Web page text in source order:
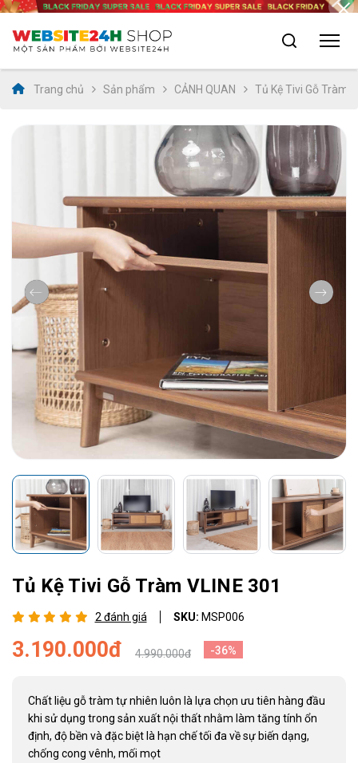
Trang chủ Sản phẩm CẢNH QUAN Tủ Kệ Tivi Gỗ Tràm
Tủ Kệ Tivi Gỗ Tràm VLINE 301
2 đánh giá SKU: MSP006
3.190.000đ 4.990.000đ -36%
Chất liệu gỗ tràm tự nhiên luôn là lựa chọn ưu tiên hàng đầu
khi sử dụng trong sản xuất nội thất nhằm làm tăng tính ổn
định, độ bền và đặc biệt là hạn chế tối đa về sự biến dạng,
chống cong vênh, mối mọt